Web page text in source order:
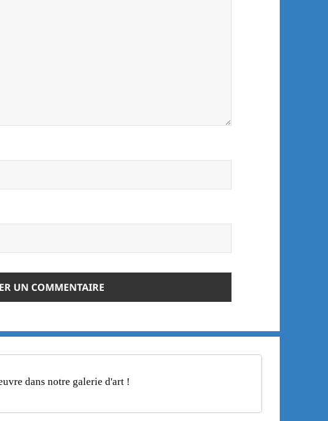
dans notre galerie d'art !